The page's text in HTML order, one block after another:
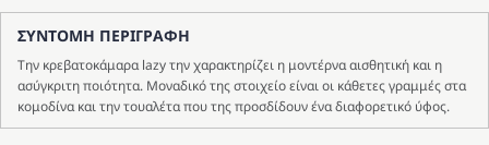
ποσότητα
ΣΥΝΤΟΜΗ ΠΕΡΙΓΡΑΦΗ
Την κρεβατοκάμαρα lazy την χαρακτηρίζει η μοντέρνα αισθητική και η
ασύγκριτη ποιότητα. Μοναδικό της στοιχείο είναι οι κάθετες γραμμές στα
κομοδίνα και την τουαλέτα που της προσδίδουν ένα διαφορετικό ύφος.